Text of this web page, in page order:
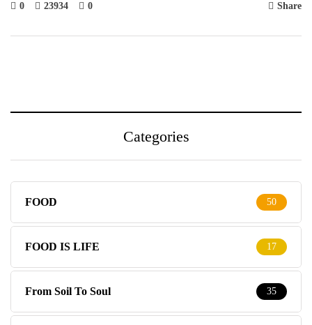
0 23934 0 Share
Categories
FOOD 50
FOOD IS LIFE 17
From Soil To Soul 35